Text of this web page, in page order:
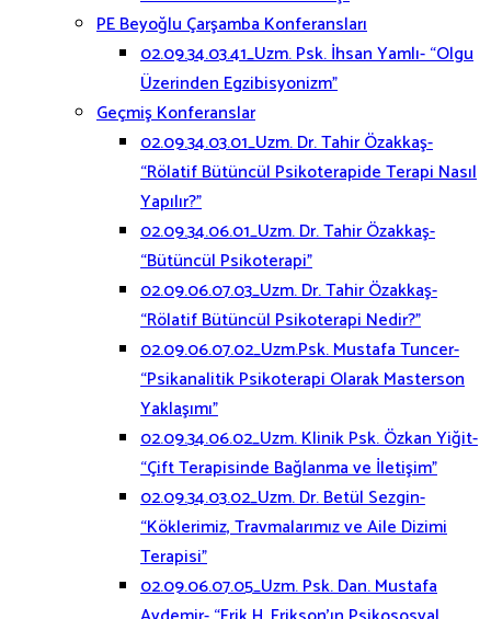
PE Beyoğlu Çarşamba Konferansları
02.09.34.03.41_Uzm. Psk. İhsan Yamlı- “Olgu
Üzerinden Egzibisyonizm”
Geçmiş Konferanslar
02.09.34.03.01_Uzm. Dr. Tahir Özakkaş-
“Rölatif Bütüncül Psikoterapide Terapi Nasıl
Yapılır?”
02.09.34.06.01_Uzm. Dr. Tahir Özakkaş-
“Bütüncül Psikoterapi”
02.09.06.07.03_Uzm. Dr. Tahir Özakkaş-
“Rölatif Bütüncül Psikoterapi Nedir?”
02.09.06.07.02_Uzm.Psk. Mustafa Tuncer-
“Psikanalitik Psikoterapi Olarak Masterson
Yaklaşımı”
02.09.34.06.02_Uzm. Klinik Psk. Özkan Yiğit-
“Çift Terapisinde Bağlanma ve İletişim”
02.09.34.03.02_Uzm. Dr. Betül Sezgin-
“Köklerimiz, Travmalarımız ve Aile Dizimi
Terapisi”
02.09.06.07.05_Uzm. Psk. Dan. Mustafa